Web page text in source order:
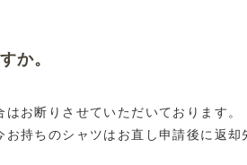
か。
お断りさせていただいております。
お持ちのシャツはお直し申請後に返